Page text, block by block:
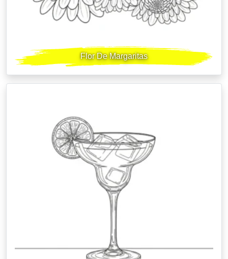
Flor De Margaritas